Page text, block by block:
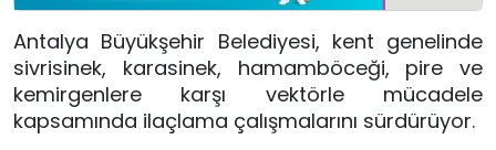
Antalya Büyükşehir Belediyesi, kent genelinde
sivrisinek, karasinek, hamamböceği, pire ve
kemirgenlere karşı vektörle mücadele
kapsamında ilaçlama çalışmalarını sürdürüyor.